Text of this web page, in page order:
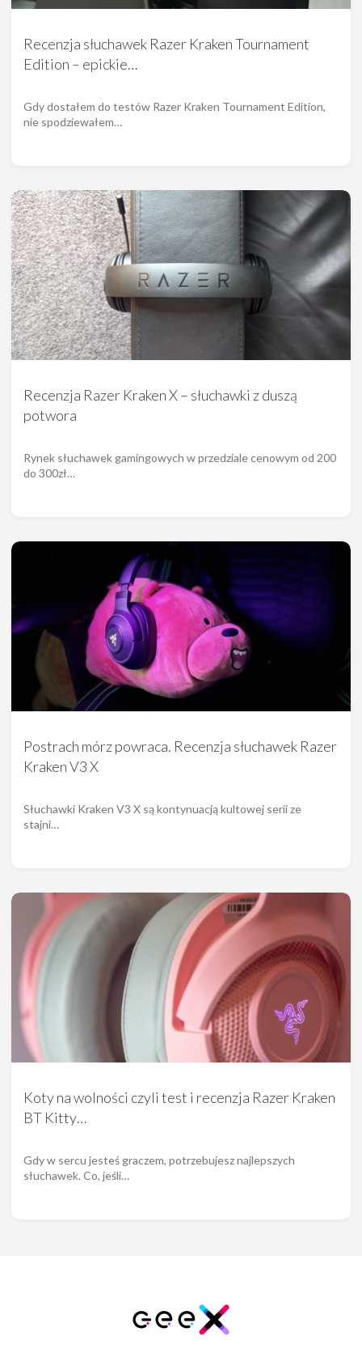
Recenzja słuchawek Razer Kraken Tournament
Edition – epickie…
Gdy dostałem do testów Razer Kraken Tournament Edition,
nie spodziewałem…
Recenzja Razer Kraken X – słuchawki z duszą
potwora
Rynek słuchawek gamingowych w przedziale cenowym od 200
do 300zł…
Postrach mórz powraca. Recenzja słuchawek Razer
Kraken V3 X
Słuchawki Kraken V3 X są kontynuacją kultowej serii ze
stajni…
Koty na wolności czyli test i recenzja Razer Kraken
BT Kitty…
Gdy w sercu jesteś graczem, potrzebujesz najlepszych
słuchawek. Co, jeśli…